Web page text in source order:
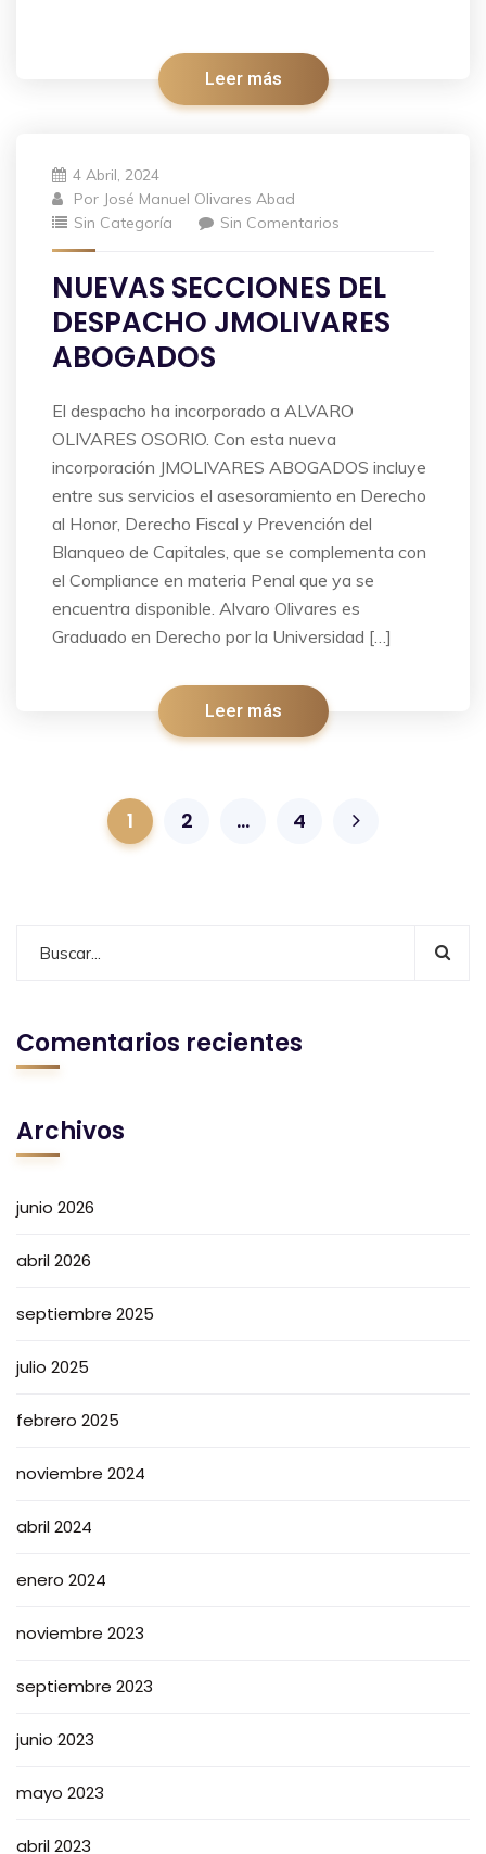
Leer más
4 Abril, 2024
Por José Manuel Olivares Abad
Sin Categoría
Sin Comentarios
NUEVAS SECCIONES DEL
DESPACHO JMOLIVARES
ABOGADOS
El despacho ha incorporado a ALVARO
OLIVARES OSORIO. Con esta nueva
incorporación JMOLIVARES ABOGADOS incluye
entre sus servicios el asesoramiento en Derecho
al Honor, Derecho Fiscal y Prevención del
Blanqueo de Capitales, que se complementa con
el Compliance en materia Penal que ya se
encuentra disponible. Alvaro Olivares es
Graduado en Derecho por la Universidad […]
Leer más
1 2 … 4
Comentarios recientes
Archivos
junio 2026
abril 2026
septiembre 2025
julio 2025
febrero 2025
noviembre 2024
abril 2024
enero 2024
noviembre 2023
septiembre 2023
junio 2023
mayo 2023
abril 2023